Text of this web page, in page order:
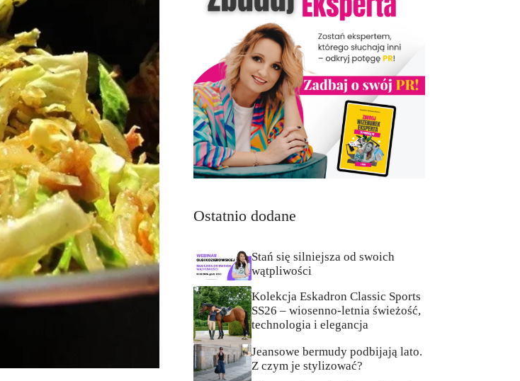
Ostatnio dodane
Stań się silniejsza od swoich
wątpliwości
Kolekcja Eskadron Classic Sports
SS26 – wiosenno-letnia świeżość,
technologia i elegancja
Jeansowe bermudy podbijają lato.
Z czym je stylizować?